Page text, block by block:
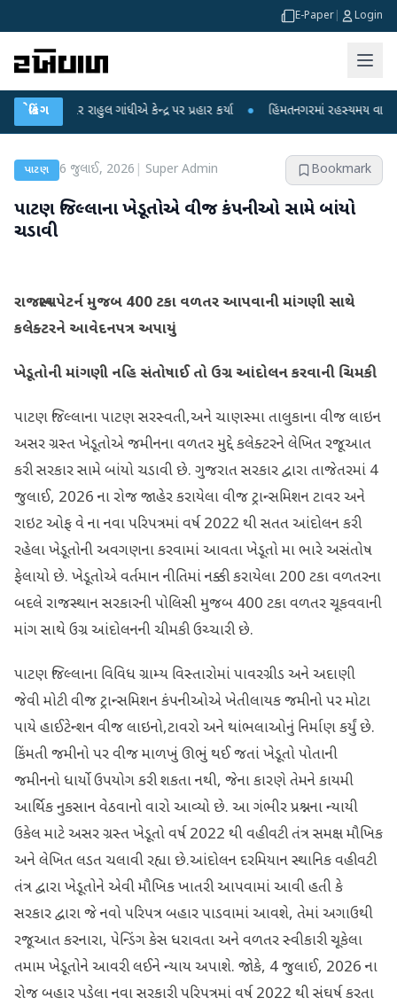
E-Paper Login
બ્રેકિંગ
પર રાહુલ ગાંધીએ કેન્દ્ર પર પ્રહાર કર્યા ● હિંમતનગરમાં રહસ્યમય વાયરસ કે
પાટણ 6 જુલાઈ, 2026 Super Admin Bookmark
પાટણ જિલ્લાના ખેડૂતોએ વીજ કંપનીઓ સામે બાંયો
ચડાવી
રાજસ્થાન પેટર્ન મુજબ 400 ટકા વળતર આપવાની માંગણી સાથે
કલેક્ટરને આવેદનપત્ર અપાયું
ખેડૂતોની માંગણી નહિ સંતોષાઈ તો ઉગ્ર આંદોલન કરવાની ચિમકી
પાટણ જિલ્લાના પાટણ સરસ્વતી,અને ચાણસ્મા તાલુકાના વીજ લાઇન
અસર ગ્રસ્ત ખેડૂતોએ જમીનના વળતર મુદ્દે કલેક્ટરને લેખિત રજૂઆત
કરી સરકાર સામે બાંયો ચડાવી છે. ગુજરાત સરકાર દ્વારા તાજેતરમાં 4
જુલાઈ, 2026 ના રોજ જાહેર કરાયેલા વીજ ટ્રાન્સમિશન ટાવર અને
રાઇટ ઓફ વે ના નવા પરિપત્રમાં વર્ષ 2022 થી સતત આંદોલન કરી
રહેલા ખેડૂતોની અવગણના કરવામાં આવતા ખેડૂતો મા ભારે અસંતોષ
ફેલાયો છે. ખેડૂતોએ વર્તમાન નીતિમાં નક્કી કરાયેલા 200 ટકા વળતરના
બદલે રાજસ્થાન સરકારની પોલિસી મુજબ 400 ટકા વળતર ચૂકવવાની
માંગ સાથે ઉગ્ર આંદોલનની ચીમકી ઉચ્ચારી છે.
પાટણ જિલ્લાના વિવિધ ગ્રામ્ય વિસ્તારોમાં પાવરગ્રીડ અને અદાણી
જેવી મોટી વીજ ટ્રાન્સમિશન કંપનીઓએ ખેતીલાયક જમીનો પર મોટા
પાયે હાઈટેન્શન વીજ લાઇનો,ટાવરો અને થાંભલાઓનું નિર્માણ કર્યું છે.
કિંમતી જમીનો પર વીજ માળખું ઊભું થઈ જતાં ખેડૂતો પોતાની
જમીનનો ધાર્યો ઉપયોગ કરી શકતા નથી, જેના કારણે તેમને કાયમી
આર્થિક નુકસાન વેઠવાનો વારો આવ્યો છે. આ ગંભીર પ્રશ્નના ન્યાયી
ઉકેલ માટે અસર ગ્રસ્ત ખેડૂતો વર્ષ 2022 થી વહીવટી તંત્ર સમક્ષ મૌખિક
અને લેખિત લડત ચલાવી રહ્યા છે.આંદોલન દરમિયાન સ્થાનિક વહીવટી
તંત્ર દ્વારા ખેડૂતોને એવી મૌખિક ખાતરી આપવામાં આવી હતી કે
સરકાર દ્વારા જે નવો પરિપત્ર બહાર પાડવામાં આવશે, તેમાં અગાઉથી
રજૂઆત કરનારા, પેન્ડિંગ કેસ ધરાવતા અને વળતર સ્વીકારી ચૂકેલા
તમામ ખેડૂતોને આવરી લઈને ન્યાય અપાશે. જોકે, 4 જુલાઈ, 2026 ના
રોજ બહાર પડેલા નવા સરકારી પરિપત્રમાં વર્ષ 2022 થી સંઘર્ષ કરતા